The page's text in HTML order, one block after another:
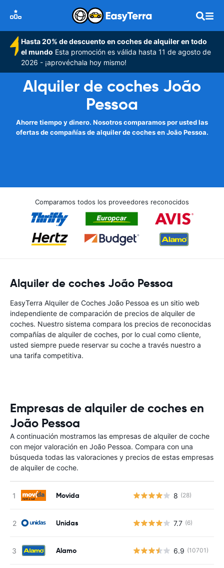
Hasta 20% de descuento en coches de alquiler en todo
el mundo Esta promoción es válida hasta 11 de agosto de
2026 - ¡aprovéchala hoy mismo!
Alquiler de coches João
Pessoa
Ahorre tiempo y dinero. Nosotros comparamos por usted las
ofertas de compañías de alquiler de coches en João Pessoa.
Comparamos todos los proveedores reconocidos
Alquiler de coches João Pessoa
EasyTerra Alquiler de Coches João Pessoa es un sitio web
independiente de comparación de precios de alquiler de
coches. Nuestro sistema compara los precios de reconocidas
compañías de alquiler de coches, por lo cual como cliente,
usted siempre puede reservar su coche a través nuestro a
una tarifa competitiva.
Empresas de alquiler de coches en
João Pessoa
A continuación mostramos las empresas de alquiler de coche
con mejor valoración en João Pessoa. Compara con una
búsqueda todas las valoraciones y precios de estas empresas
de alquiler de coche.
Movida 8 (28)
Unidas 7.7 (6)
Alamo 6.9 (10701)